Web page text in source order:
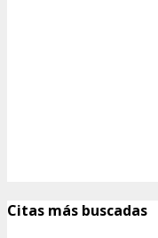
Citas más buscadas